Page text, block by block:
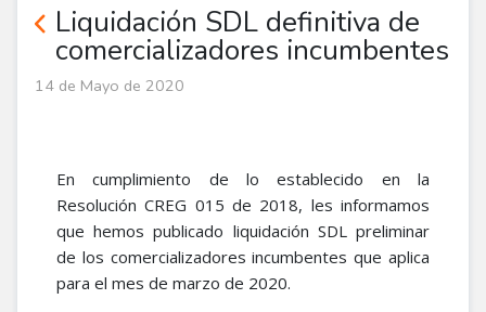
Liquidación SDL definitiva de
comercializadores incumbentes
14 de Mayo de 2020
En cumplimiento de lo establecido en la
Resolución CREG 015 de 2018, les informamos
que hemos publicado liquidación SDL preliminar
de los comercializadores incumbentes que aplica
para el mes de marzo de 2020.